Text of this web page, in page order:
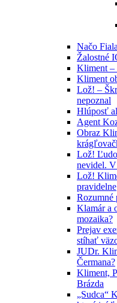
Načo
Žalostné
Kliment –
Kliment
Lož! –
nepoznal
Hlúposť
Agent
Obraz
Lož!
nevidel.
Lož!
pravidelne
Rozumné
Klamár a
mozaika?
Prejav
stíhať
JUDr.
Čermana?
Kliment,
Brázda
„Sudca“